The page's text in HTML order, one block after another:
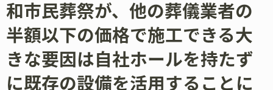
和市民葬祭が、他の葬儀業者の
半額以下の価格で施工できる大
きな要因は自社ホールを持たず
に既存の設備を活用することに